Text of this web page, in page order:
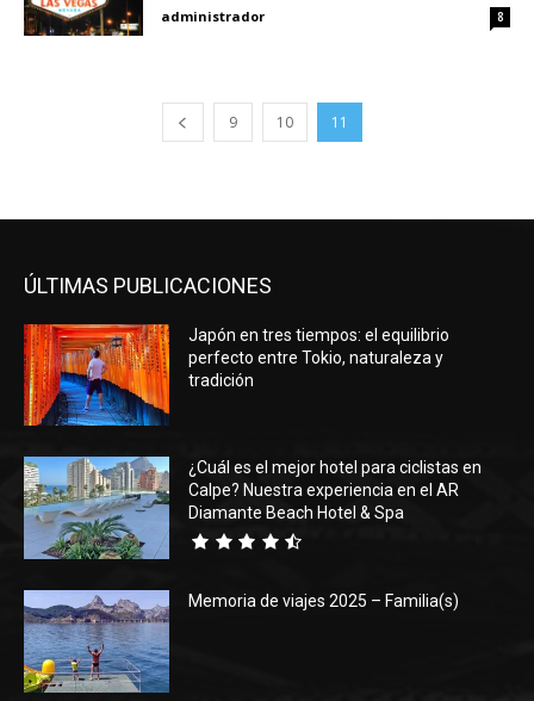
administrador 8
9 10 11
ÚLTIMAS PUBLICACIONES
Japón en tres tiempos: el equilibrio
perfecto entre Tokio, naturaleza y
tradición
¿Cuál es el mejor hotel para ciclistas en
Calpe? Nuestra experiencia en el AR
Diamante Beach Hotel & Spa
Memoria de viajes 2025 – Familia(s)